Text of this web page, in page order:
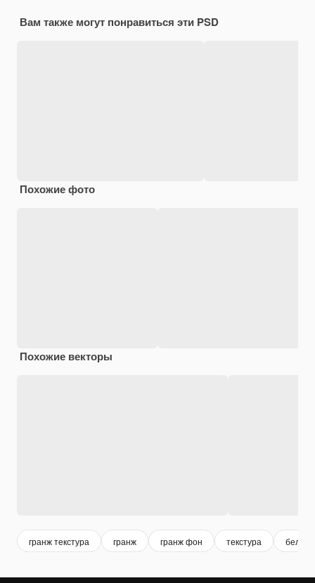
Вам также могут понравиться эти PSD
Похожие фото
Похожие векторы
гранж текстура гранж гранж фон текстура белая